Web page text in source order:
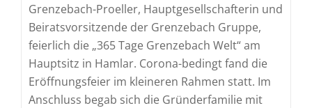
Grenzebach-Proeller, Hauptgesellschafterin und
Beiratsvorsitzende der Grenzebach Gruppe,
feierlich die „365 Tage Grenzebach Welt“ am
Hauptsitz in Hamlar. Corona-bedingt fand die
Eröffnungsfeier im kleineren Rahmen statt. Im
Anschluss begab sich die Gründerfamilie mit